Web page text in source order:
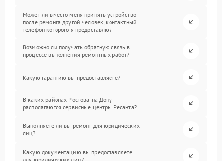
Может ли вместо меня принять устройство
после ремонта другой человек, контактный
телефон которого я предоставлю?
Возможно ли получать обратную связь в
процессе выполнения ремонтных работ?
Какую гарантию вы предоставляете?
В каких районах Ростова-на-Дону
располагаются сервисные центры Ресанта?
Выполняете ли вы ремонт для юридических
лиц?
Какую документацию вы предоставляете
для юридических лиц?